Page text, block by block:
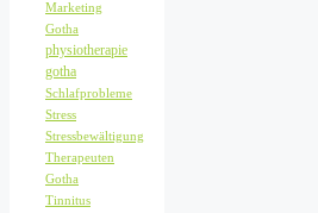
Marketing
Gotha
physiotherapie
gotha
Schlafprobleme
Stress
Stressbewältigung
Therapeuten
Gotha
Tinnitus